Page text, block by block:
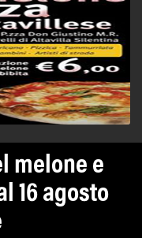
melone e
16 agosto